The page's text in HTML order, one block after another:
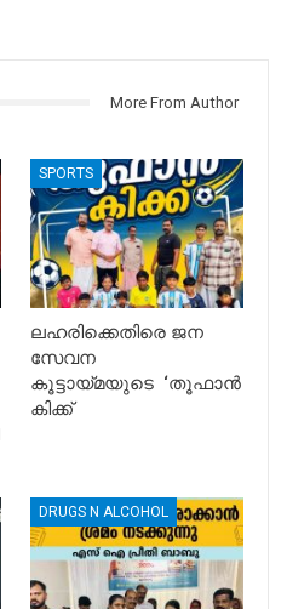
More From Author
SPORTS
ലഹരിക്കെതിരെ ജന
സേവന
കൂട്ടായ്മയുടെ ‘തൂഫാൻ
കിക്ക്
DRUGS N ALCOHOL